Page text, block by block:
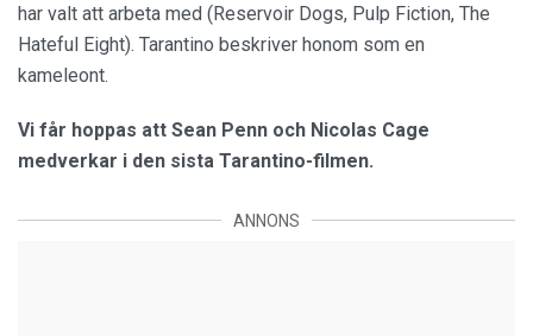
har valt att arbeta med (Reservoir Dogs, Pulp Fiction, The
Hateful Eight). Tarantino beskriver honom som en
kameleont.
Vi får hoppas att Sean Penn och Nicolas Cage
medverkar i den sista Tarantino-filmen.
ANNONS